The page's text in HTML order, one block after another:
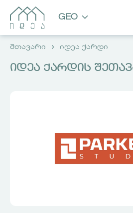
GEO
მთავარი იდეა ქარდი
იდეა ქარდის